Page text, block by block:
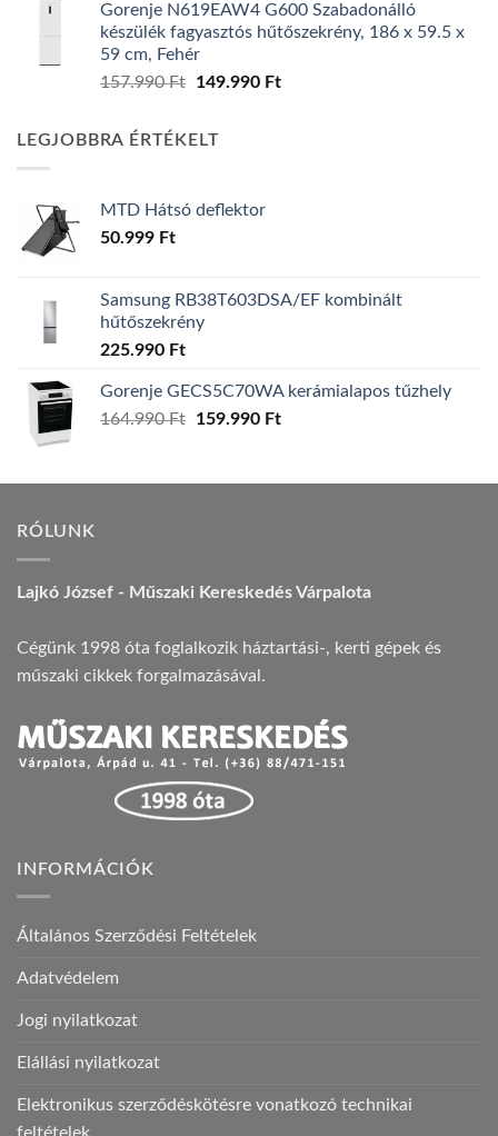
was:
139.990 Ft.
is:
119.990 Ft.
Gorenje N619EAW4 G600 Szabadonálló
készülék fagyasztós hűtőszekrény, 186 x 59.5 x
59 cm, Fehér
157.990Ft
Original
157.990 Ft.
149.990 FtCurrent
LEGJOBBRA ÉRTÉKELT
MTD Hátsó deflektor
50.999 Ft
Samsung RB38T603DSA/EF kombinált
hűtőszekrény
225.990 Ft
Gorenje GECS5C70WA kerámialapos tűzhely
164.990Ft
Original
164.990 Ft.
159.990 FtCurrent
159.990 Ft.
RÓLUNK
Lajkó József - Műszaki Kereskedés Várpalota
Cégünk 1998 óta foglalkozik háztartási-, kerti gépek és
műszaki cikkek forgalmazásával.
INFORMÁCIÓK
Általános Szerződési Feltételek
Adatvédelem
Jogi nyilatkozat
Elállási nyilatkozat
Elektronikus szerződéskötésre vonatkozó technikai